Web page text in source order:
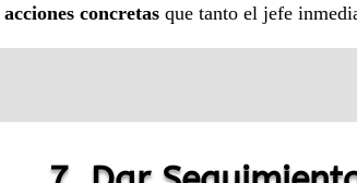
acciones concretas que tanto el jefe